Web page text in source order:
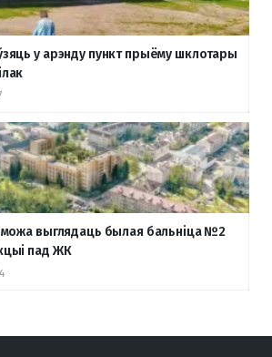
у арэнду пункт прыёму шклотары
можа выглядаць былая бальніца №2
пад ЖК